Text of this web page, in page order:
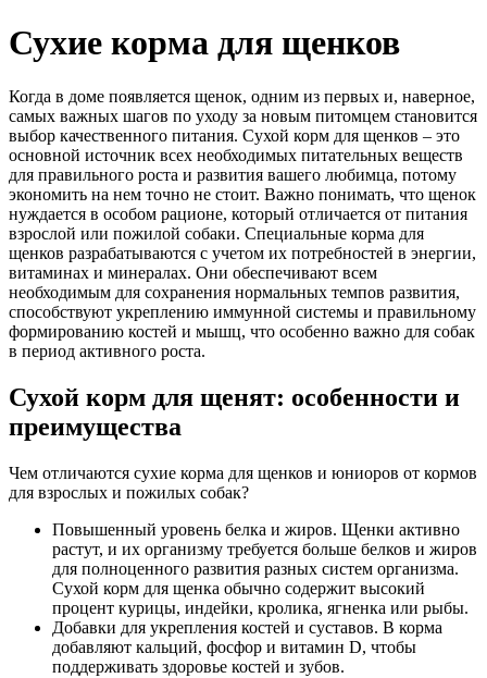
Сухие корма для щенков
Когда в доме появляется щенок, одним из первых и, наверное,
самых важных шагов по уходу за новым питомцем становится
выбор качественного питания. Сухой корм для щенков – это
основной источник всех необходимых питательных веществ
для правильного роста и развития вашего любимца, потому
экономить на нем точно не стоит. Важно понимать, что щенок
нуждается в особом рационе, который отличается от питания
взрослой или пожилой собаки. Специальные корма для
щенков разрабатываются с учетом их потребностей в энергии,
витаминах и минералах. Они обеспечивают всем
необходимым для сохранения нормальных темпов развития,
способствуют укреплению иммунной системы и правильному
формированию костей и мышц, что особенно важно для собак
в период активного роста.
Сухой корм для щенят: особенности и
преимущества
Чем отличаются сухие корма для щенков и юниоров от кормов
для взрослых и пожилых собак?
Повышенный уровень белка и жиров. Щенки активно
растут, и их организму требуется больше белков и жиров
для полноценного развития разных систем организма.
Сухой корм для щенка обычно содержит высокий
процент курицы, индейки, кролика, ягненка или рыбы.
Добавки для укрепления костей и суставов. В корма
добавляют кальций, фосфор и витамин D, чтобы
поддерживать здоровье костей и зубов.